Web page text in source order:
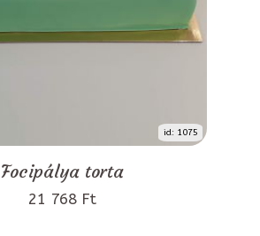
id: 1075
Focipálya torta
21 768 Ft